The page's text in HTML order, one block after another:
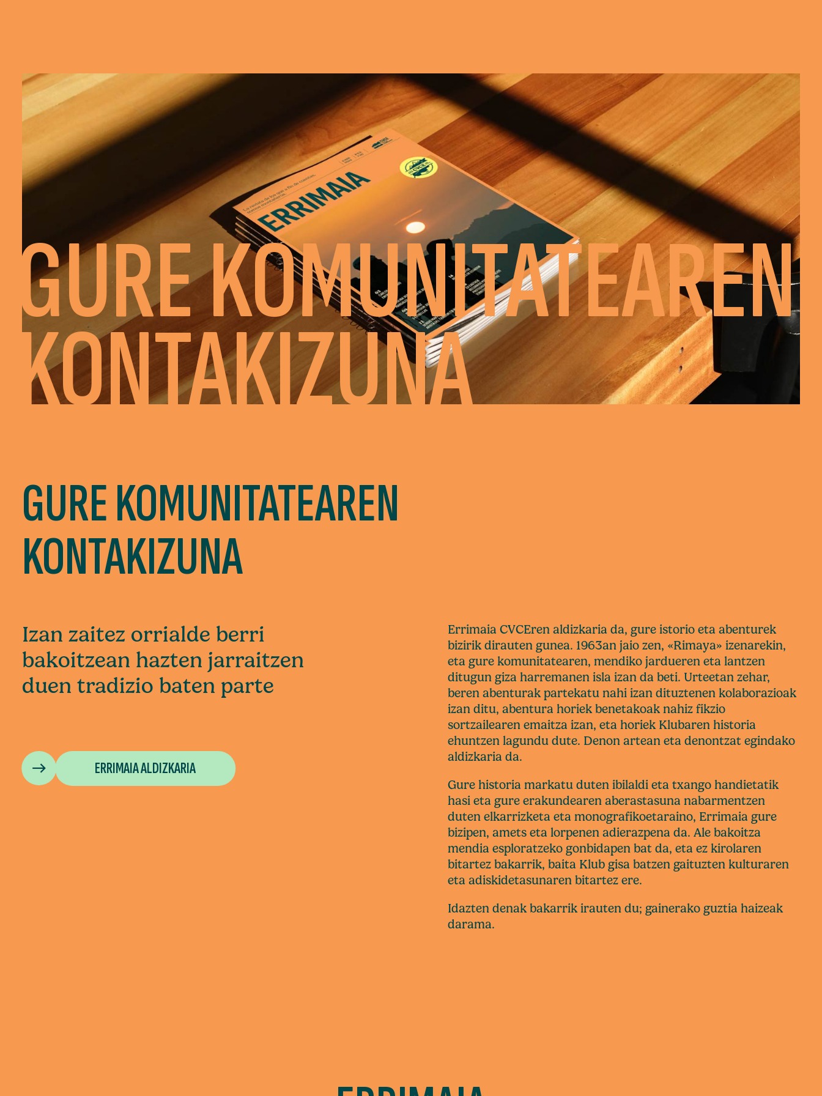
GURE KOMUNITATEAREN
KONTAKIZUNA
GURE KOMUNITATEAREN
KONTAKIZUNA
Izan zaitez orrialde berri
bakoitzean hazten jarraitzen
duen tradizio baten parte
ERRIMAIA ALDIZKARIA
Errimaia CVCEren aldizkaria da, gure istorio eta abenturek
bizirik dirauten gunea. 1963an jaio zen, «Rimaya» izenarekin,
eta gure komunitatearen, mendiko jardueren eta lantzen
ditugun giza harremanen isla izan da beti. Urteetan zehar,
beren abenturak partekatu nahi izan dituztenen kolaborazioak
izan ditu, abentura horiek benetakoak nahiz fikzio
sortzailearen emaitza izan, eta horiek Klubaren historia
ehuntzen lagundu dute. Denon artean eta denontzat egindako
aldizkaria da.
Gure historia markatu duten ibilaldi eta txango handietatik
hasi eta gure erakundearen aberastasuna nabarmentzen
duten elkarrizketa eta monografikoetaraino, Errimaia gure
bizipen, amets eta lorpenen adierazpena da. Ale bakoitza
mendia esploratzeko gonbidapen bat da, eta ez kirolaren
bitartez bakarrik, baita Klub gisa batzen gaituzten kulturaren
eta adiskidetasunaren bitartez ere.
Idazten denak bakarrik irauten du; gainerako guztia haizeak
darama.